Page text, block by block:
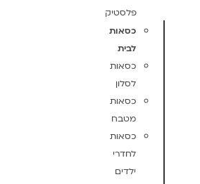
פלסטיק
כסאות
לבית
כסאות
לסלון
כסאות
מטבח
כסאות
לחדרי
ילדים